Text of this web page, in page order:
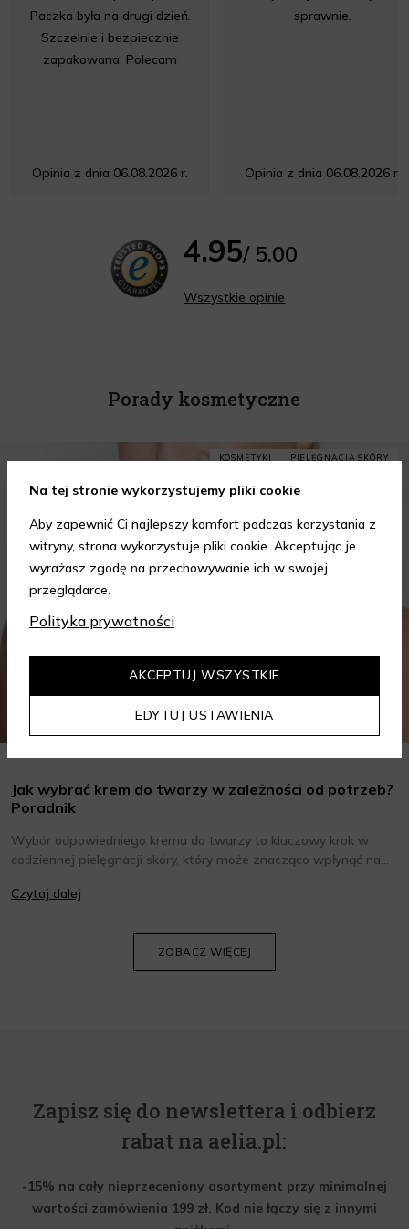
Paczka była na drugi dzień.
Szczelnie i bezpiecznie
zapakowana. Polecam
Opinia z dnia 06.08.2026 r.
sprawnie.
Opinia z dnia 06.08.2026 r.
4.95/ 5.00
Wszystkie opinie
Porady kosmetyczne
KOSMETYKI PIELĘGNACJA SKÓRY
Jak wybrać krem do twarzy w zależności od potrzeb?
Poradnik
Wybór odpowiedniego kremu do twarzy to kluczowy krok w
codziennej pielęgnacji skóry, który może znacząco wpłynąć na
oraz wiedzieć, jak dopasować je do potrzeb własnej skóry.
Czytaj dalej
ZOBACZ WIĘCEJ
Zapisz się do newslettera i odbierz
rabat na aelia.pl:
-15% na cały nieprzeceniony asortyment przy minimalnej
wartości zamówienia 199 zł. Kod nie łączy się z innymi
Na tej stronie wykorzystujemy pliki cookie
Aby zapewnić Ci najlepszy komfort podczas korzystania z
witryny, strona wykorzystuje pliki cookie. Akceptując je
wyrażasz zgodę na przechowywanie ich w swojej
przeglądarce.
Polityka prywatności
EDYTUJ USTAWIENIA
AKCEPTUJ WSZYSTKIE